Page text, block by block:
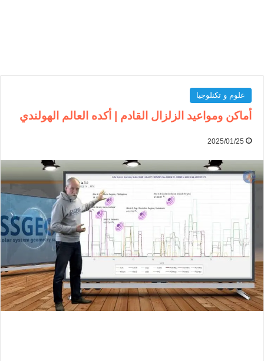
علوم و تكنلوجيا
أماكن ومواعيد الزلزال القادم | أكده العالم الهولندي
2025/01/25